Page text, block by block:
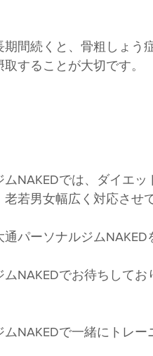
間続くと、骨粗しょう
することが大切です。
NAKEDでは、ダイエ
若男女幅広く対応させ
パーソナルジムNAKED
NAKEDでお待ちしてお
NAKEDで一緒にトレ